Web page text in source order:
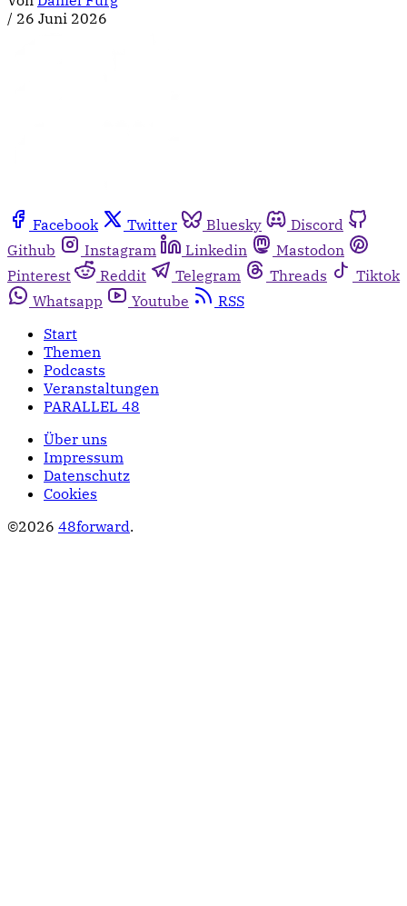
/ 26 Juni 2026
Facebook Twitter Bluesky
Discord
Github
Instagram Linkedin
Mastodon
Pinterest
Reddit Telegram Threads
Tiktok
Whatsapp
Youtube
RSS
Start
Themen
Podcasts
Veranstaltungen
PARALLEL 48
Über uns
Impressum
Datenschutz
Cookies
©2026 48forward.